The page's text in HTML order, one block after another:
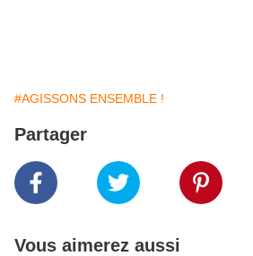
#AGISSONS ENSEMBLE !
Partager
Vous aimerez aussi